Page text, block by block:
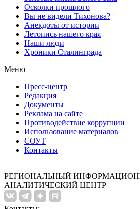
Осколки прошлого
Вы не видели Тихонова?
Анекдоты от истории
Летопись нашего края
Наши люди
Хроники Сталинграда
Меню
Пресс-центр
Редакция
Документы
Реклама на сайте
Противодействие коррупции
Использование материалов
СОУТ
Контакты
РЕГИОНАЛЬНЫЙ
АНАЛИТИЧЕСКИЙ ЦЕНТР